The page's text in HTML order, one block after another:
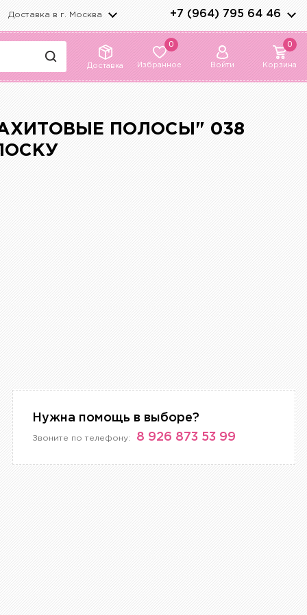
Доставка в г. Москва +7 (964) 795 64 46
Доставка
0
Избранное Войти
0
Корзина
ПОЛОСЫ" 038
Нужна помощь в выборе?
Звоните по телефону: 8 926 873 53 99